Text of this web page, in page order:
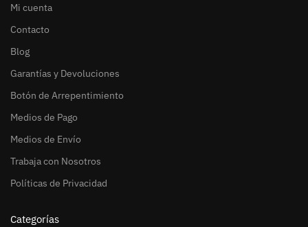
Mi cuenta
Contacto
Blog
Garantías y Devoluciones
Botón de Arrepentimiento
Medios de Pago
Medios de Envío
Trabaja con Nosotros
Políticas de Privacidad
Categorías